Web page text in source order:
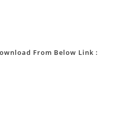
From Below Link :